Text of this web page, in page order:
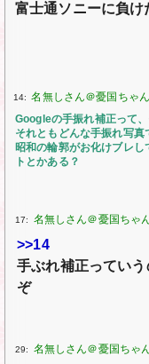
富士通ソニーに負
14:
Googleの手振れ補正って
それともどんな手振れ写真
昭和の輪郭がお化けブレ
トとかある？
17:
>>14
手ぶれ補正ってい
ぞ
29: